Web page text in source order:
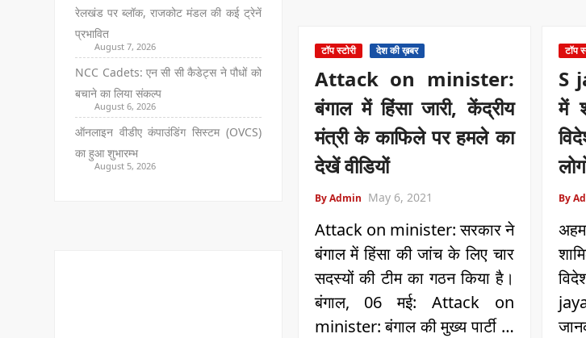
टॉप स्टोरी देश की ख़बर
Attack on minister:
बंगाल में हिंसा जारी, केंद्रीय
मंत्री के काफिले पर हमले का
देखें वीडियों
By Admin May 6, 2021
Attack on minister: सरकार ने
बंगाल में हिंसा की जांच के लिए चार
सदस्यों की टीम का गठन किया है।
बंगाल, 06 मई: Attack on
minister: बंगाल की मुख्य पार्टी …
टॉप
S
में
By
रेलखंड पर ब्लॉक, राजकोट मंडल की कई ट्रेनें
प्रभावित
August 7, 2026
NCC Cadets: एन सी सी कैडेट्स ने पौधों को
बचाने का लिया संकल्प
August 6, 2026
ऑनलाइन वीडीए कंपाउंडिंग सिस्टम (OVCS)
का हुआ शुभारम्भ
August 5, 2026